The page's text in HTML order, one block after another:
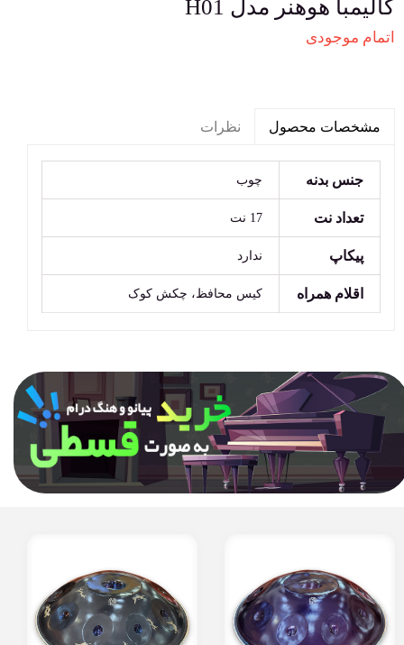
کالیمبا هوهنر مدل H01
اتمام موجودی
مشخصات محصول نظرات
جنس بدنه چوب
تعداد نت 17 نت
پیکاپ ندارد
اقلام همراه کیس محافظ، چکش کوک